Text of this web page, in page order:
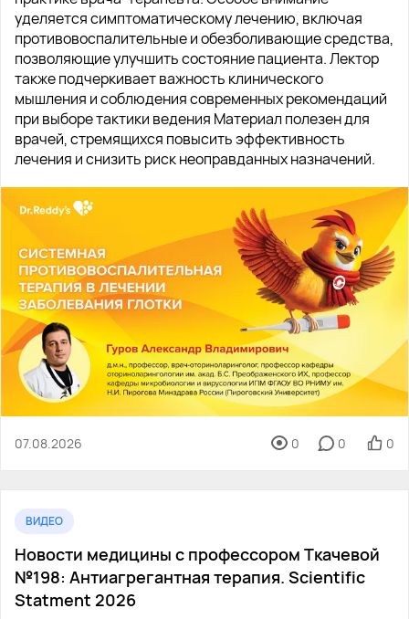
уделяется симптоматическому лечению, включая
противовоспалительные и обезболивающие средства,
позволяющие улучшить состояние пациента. Лектор
также подчеркивает важность клинического
мышления и соблюдения современных рекомендаций
при выборе тактики ведения Материал полезен для
врачей, стремящихся повысить эффективность
лечения и снизить риск неоправданных назначений.
07.08.2026 0 0 0
ВИДЕО
Новости медицины с профессором Ткачевой
№198: Антиагрегантная терапия. Scientific
Statment 2026